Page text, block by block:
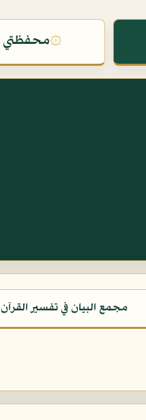
۞محفظتي
مجمع البيان في تفسير القرآن